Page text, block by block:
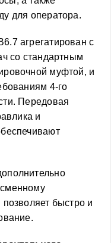
для оператора.
агрегатирован с
со стандартным
муфтой, и
4-го
Передовая
и
быстро и